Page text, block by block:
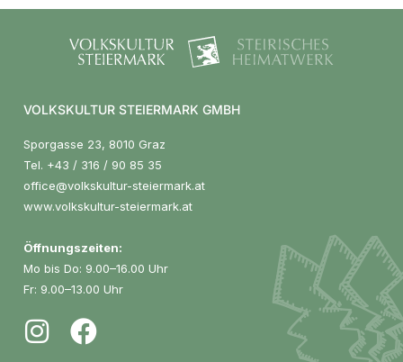
VOLKSKULTUR STEIERMARK GMBH
Sporgasse 23, 8010 Graz
Tel. +43 / 316 / 90 85 35
office@volkskultur-steiermark.at
www.volkskultur-steiermark.at
Öffnungszeiten:
Mo bis Do: 9.00–16.00 Uhr
Fr: 9.00–13.00 Uhr